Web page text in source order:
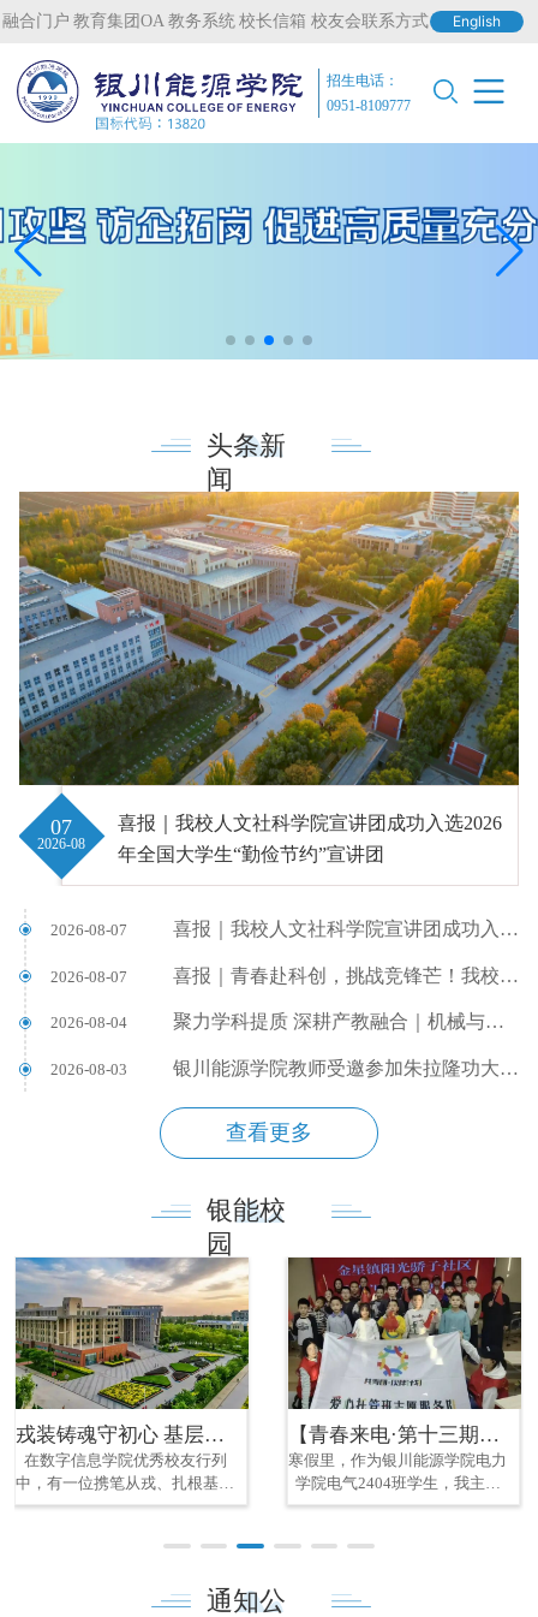
融合门户 教育集团OA 教务系统 校长信箱 校友会联系方式 English
招生电话：
0951-8109777
头条新
闻
07
2026-08
喜报｜我校人文社科学院宣讲团成功入选2026
年全国大学生“勤俭节约”宣讲团
2026-08-07 喜报｜我校人文社科学院宣讲团成功入选2026年全国大学生“勤俭节约”宣讲团
2026-08-07 喜报｜青春赴科创，挑战竞锋芒！我校在自治区“挑战杯”竞赛斩获佳绩
2026-08-04 聚力学科提质 深耕产教融合｜机械与汽车工程学院参加第23届全国机械工程学院院长/系主任联席会议
2026-08-03 银川能源学院教师受邀参加朱拉隆功大学TCSA Open House活动展现中国青年风采
查看更多
银能校
园
戎装铸魂守初心 基层实干践使命||数字信息学院优秀校友孙维民
在数字信息学院优秀校友行列
中，有一位携笔从戎、扎根基层
的青年榜样。他从银能校园出
层工作紧密结合，在服务群众、
担当、实干奉献与不懈坚守，成
【青春来电·第十三期】景鑫茹：返乡践初心 课堂暖童心
寒假里，作为银川能源学院电力
学院电气2404班学生，我主动
响应利通区返家乡社会实践号
寒假托管志愿活动，为期十五天
前，我提前对接社区工作人员，
通知公